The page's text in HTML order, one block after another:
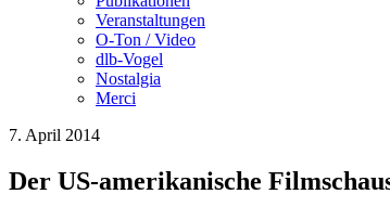
Veranstaltungen
O-Ton / Video
dlb-Vogel
Nostalgia
Merci
7. April 2014
Der US-amerikanische